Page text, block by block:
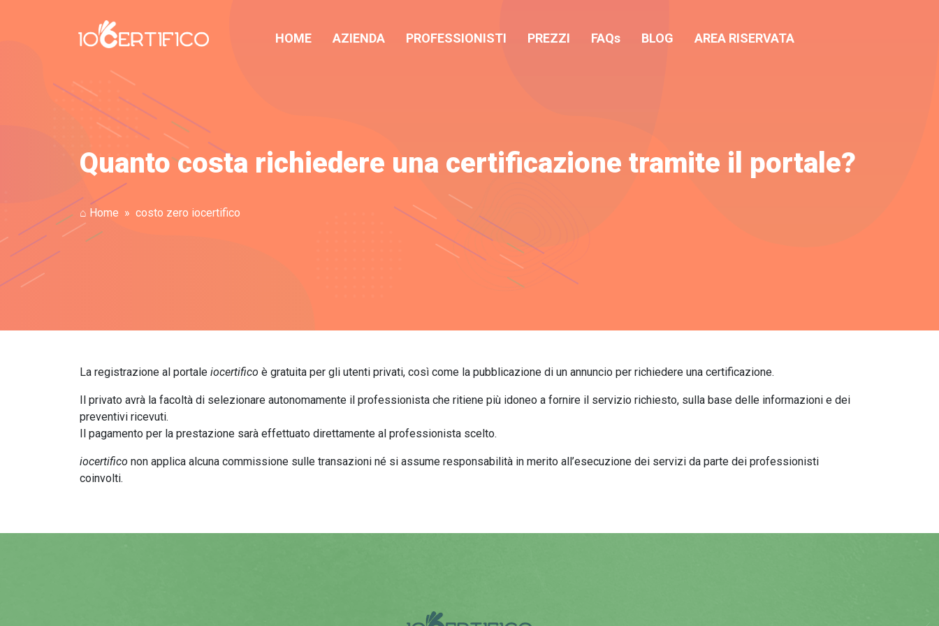
HOME AZIENDA PROFESSIONISTI PREZZI FAQs BLOG AREA RISERVATA
Quanto costa richiedere una certificazione tramite il portale?
⌂ Home costo zero iocertifico
La registrazione al portale iocertifico è gratuita per gli utenti privati, così come la pubblicazione di un annuncio per richiedere una certificazione.
Il privato avrà la facoltà di selezionare autonomamente il professionista che ritiene più idoneo a fornire il servizio richiesto, sulla base delle informazioni e dei
preventivi ricevuti.
Il pagamento per la prestazione sarà effettuato direttamente al professionista scelto.
iocertifico non applica alcuna commissione sulle transazioni né si assume responsabilità in merito all’esecuzione dei servizi da parte dei professionisti
coinvolti.